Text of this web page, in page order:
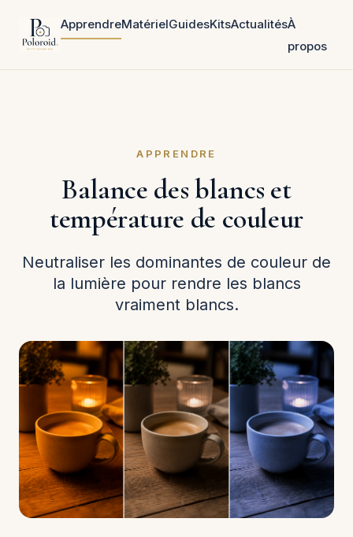
ApprendreMatérielGuidesKitsActualitésÀ
propos
APPRENDRE
Balance des blancs et
température de couleur
Neutraliser les dominantes de couleur de
la lumière pour rendre les blancs
vraiment blancs.